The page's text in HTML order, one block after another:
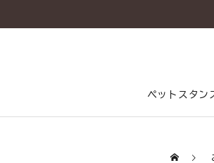
ペットスタン
ペットスタ